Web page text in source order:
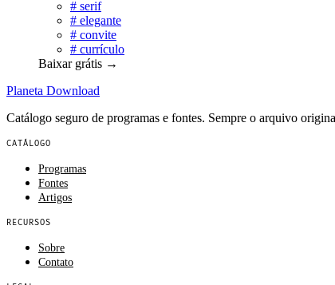
# serif
# elegante
# convite
# currículo
Baixar grátis →
Planeta Download
Catálogo seguro de programas e fontes. Sempre o arquivo
CATÁLOGO
Programas
Fontes
Artigos
RECURSOS
Sobre
Contato